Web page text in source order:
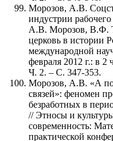
Морозов, А.В.
индустрии
А.В. Морозов, В.Ф.
церковь в истории
международной
февраля 2012 г.: в 2
Ч. 2. – С. 347-353.
Морозов, А.В. «А
связей»: феномен
безработных в
// Этносы и
современность:
практической